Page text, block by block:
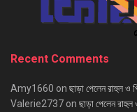
Recent Comments
Amy1660 on ছাড়া পেলেন রাহুল ও
Valerie2737 on ছাড়া পেলেন রাহুল